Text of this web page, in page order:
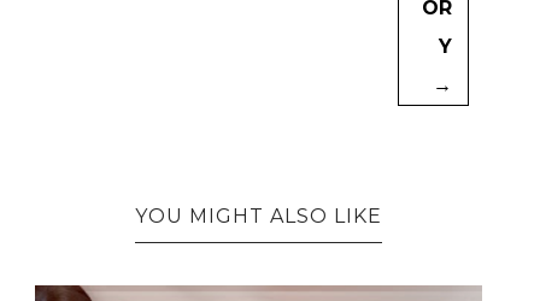
OR
Y
→
YOU MIGHT ALSO LIKE